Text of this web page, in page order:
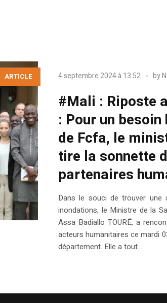
ARTICLE 4 septembre 2024 à 13:52 by
#Mali : Riposte
: Pour un
de Fcfa, le
tire la sonnette
partenaires
Dans le souci de trouver une
inondations, le Ministre de la
Assa Badiallo TOURÉ, a
acteurs humanitaires ce mardi
département. Elle a tout...